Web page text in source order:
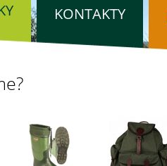
KONTAKTY